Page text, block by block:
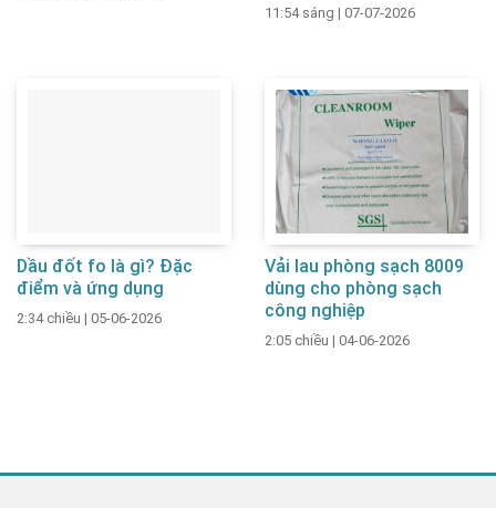
11:54 sáng | 07-07-2026
Dầu đốt fo là gì? Đặc
điểm và ứng dụng
2:34 chiều | 05-06-2026
Vải lau phòng sạch 8009
dùng cho phòng sạch
công nghiệp
2:05 chiều | 04-06-2026